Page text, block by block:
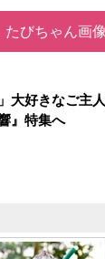
たびちゃん画
大好きなご主
』特集へ